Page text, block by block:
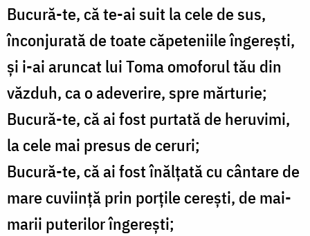
Bucură-te, că te-ai suit la cele de sus,
înconjurată de toate căpeteniile îngereşti,
şi i-ai aruncat lui Toma omoforul tău din
văzduh, ca o adeverire, spre mărturie;
Bucură-te, că ai fost purtată de heruvimi,
la cele mai presus de ceruri;
Bucură-te, că ai fost înălţată cu cântare de
mare cuviinţă prin porţile cereşti, de mai-
marii puterilor îngereşti;